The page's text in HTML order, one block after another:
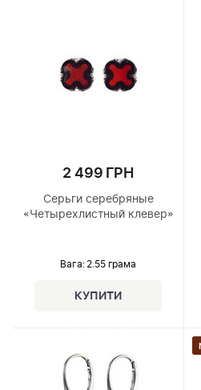
2 499 ГРН
Серьги серебряные
«Четырехлистный клевер»
Вага: 2.55 грама